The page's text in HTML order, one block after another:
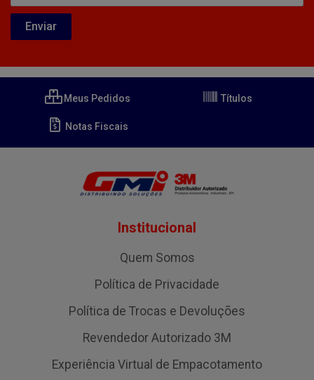
Meus Pedidos Títulos
Notas Fiscais
Institucional
Quem Somos
Política de Privacidade
Política de Trocas e Devoluções
Revendedor Autorizado 3M
Experiência Virtual de Empacotamento